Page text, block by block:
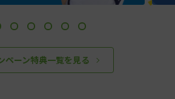
ペーン特典一覧を見る